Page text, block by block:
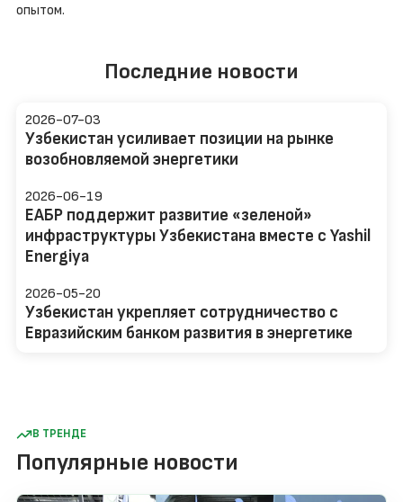
опытом.
Последние новости
2026-07-03
Узбекистан усиливает позиции на рынке
возобновляемой энергетики
2026-06-19
ЕАБР поддержит развитие «зеленой»
инфраструктуры Узбекистана вместе с Yashil
Energiya
2026-05-20
Узбекистан укрепляет сотрудничество с
Евразийским банком развития в энергетике
В ТРЕНДЕ
Популярные новости